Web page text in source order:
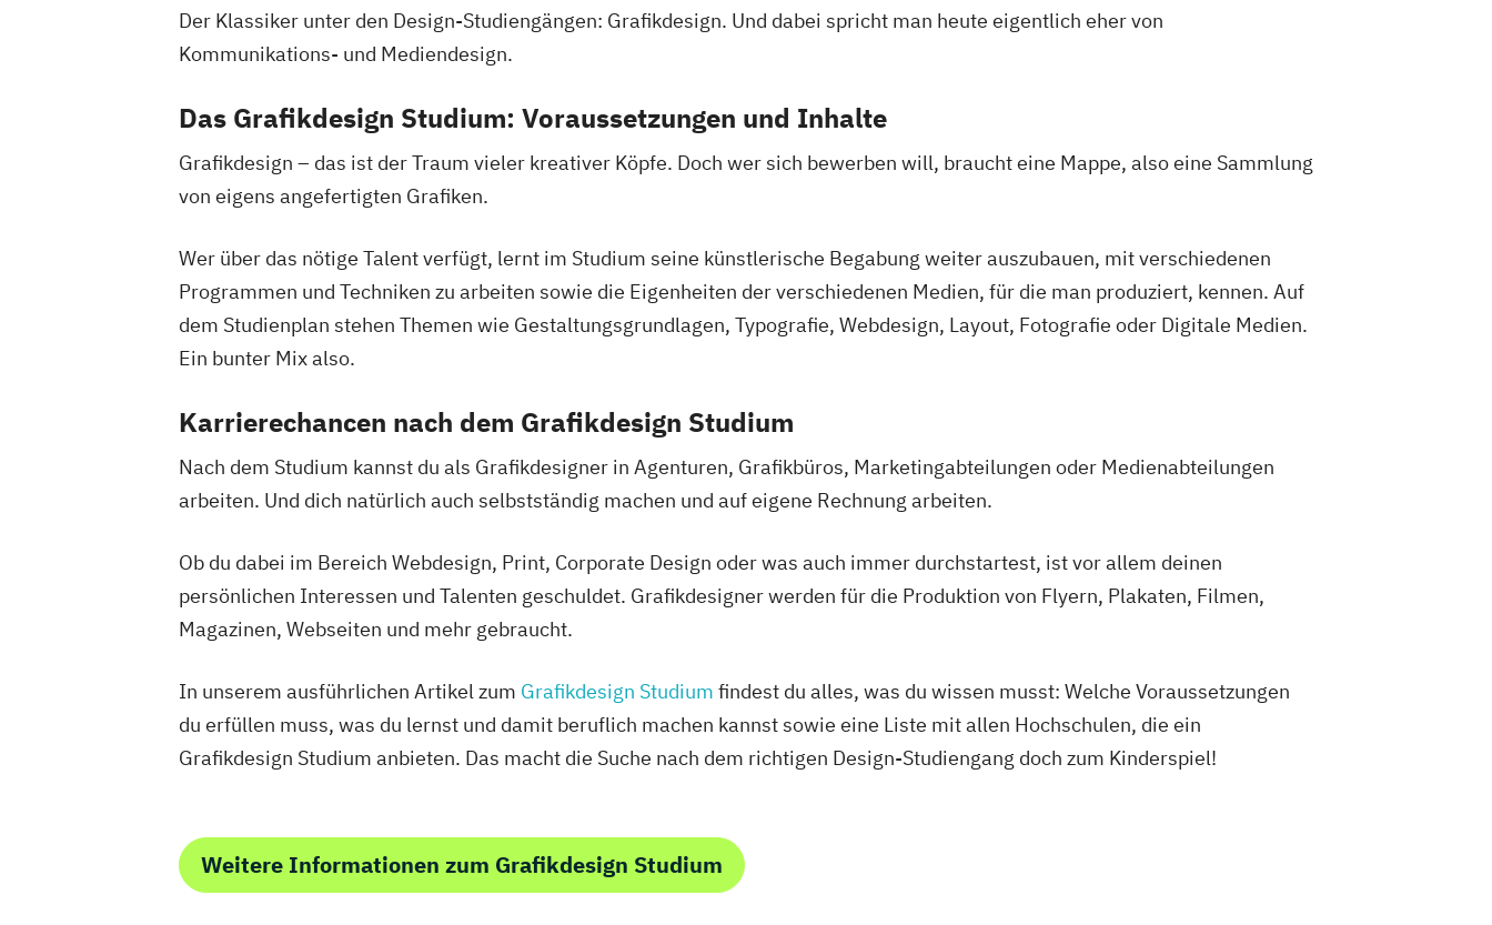
Der Klassiker unter den Design-Studiengängen: Grafikdesign. Und dabei spricht man heute eigentlich eher von
Kommunikations- und Mediendesign.
Das Grafikdesign Studium: Voraussetzungen und Inhalte
Grafikdesign – das ist der Traum vieler kreativer Köpfe. Doch wer sich bewerben will, braucht eine Mappe, also eine Sammlung
von eigens angefertigten Grafiken.
Wer über das nötige Talent verfügt, lernt im Studium seine künstlerische Begabung weiter auszubauen, mit verschiedenen
Programmen und Techniken zu arbeiten sowie die Eigenheiten der verschiedenen Medien, für die man produziert, kennen. Auf
dem Studienplan stehen Themen wie Gestaltungsgrundlagen, Typografie, Webdesign, Layout, Fotografie oder Digitale Medien.
Ein bunter Mix also.
Karrierechancen nach dem Grafikdesign Studium
Nach dem Studium kannst du als Grafikdesigner in Agenturen, Grafikbüros, Marketingabteilungen oder Medienabteilungen
arbeiten. Und dich natürlich auch selbstständig machen und auf eigene Rechnung arbeiten.
Ob du dabei im Bereich Webdesign, Print, Corporate Design oder was auch immer durchstartest, ist vor allem deinen
persönlichen Interessen und Talenten geschuldet. Grafikdesigner werden für die Produktion von Flyern, Plakaten, Filmen,
Magazinen, Webseiten und mehr gebraucht.
In unserem ausführlichen Artikel zum Grafikdesign Studium findest du alles, was du wissen musst: Welche Voraussetzungen
du erfüllen muss, was du lernst und damit beruflich machen kannst sowie eine Liste mit allen Hochschulen, die ein
Grafikdesign Studium anbieten. Das macht die Suche nach dem richtigen Design-Studiengang doch zum Kinderspiel!
Weitere Informationen zum Grafikdesign Studium